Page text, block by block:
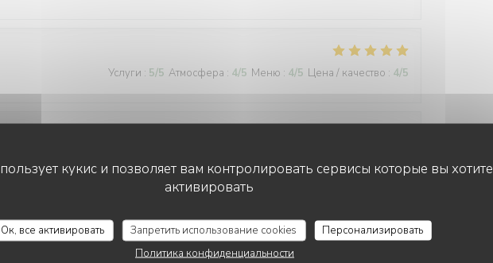
кукис и позволяет вам контролировать сервисы которые вы хотите
активировать
Ок, все активировать Запретить использование cookies
Персонализировать
Политика конфиденциальности
Услуги : 5/5 Атмосфера : 4/5 Меню : 4/5 Цена / качество : 4/5
Услуги:5/5 Атмосфера:5/5 Меню:5/5 Цена / качество:5/5
L'AILE ET LA CUISSE